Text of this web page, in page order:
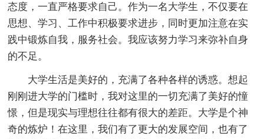
态度，一直严格要求自己。作为一名大学生，不仅要在
思想、学习、工作中积极要求进步，同时更加注意在实
践中锻炼自我，服务社会。我应该努力学习来弥补自身
的不足。
大学生活是美好的，充满了各种各样的诱惑。想起
刚刚进大学的门槛时，我对这里的一切充满了美好的憧
憬，但是现实与理想往往都有很大的差距。大学是个神
奇的炼炉！在这里，我们有了更大的发展空间，也有了